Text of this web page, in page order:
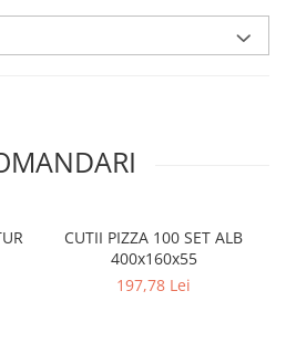
CUTII PIZZA 100 SET ALB
400x160x55
197,78 Lei